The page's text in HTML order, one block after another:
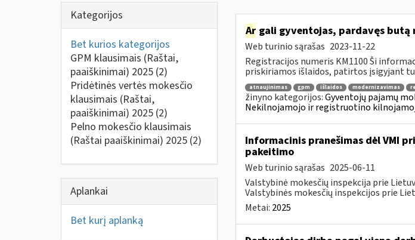
Kategorijos
Bet kurios kategorijos
GPM klausimais (Raštai,
paaiškinimai) 2025 (2)
Pridėtinės vertės mokesčio
klausimais (Raštai,
paaiškinimai) 2025 (2)
Pelno mokesčio klausimais
(Raštai paaiškinimai) 2025 (2)
Aplankai
Bet kurį aplanką
Argali gyventojas, pardavęs butą
Web turinio sąrašas 2023-11-22
Registracijos numeris KM1100 Ši
priskiriamos išlaidos, patirtos įsigyjant
atnaujinimas gpm išlaidos modernizavimas
žinyno kategorijos:Gyventojų pajamų
Nekilnojamojo ir registruotino
Informacinis pranešimas dėl VMI
pakeitimo
Web turinio sąrašas 2025-06-11
Valstybinė mokesčių inspekcija prie
Valstybinės mokesčių inspekcijos prie
Metai: 2025